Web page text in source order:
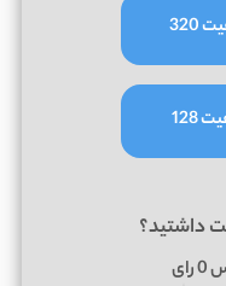
128
داشتید؟
0رای